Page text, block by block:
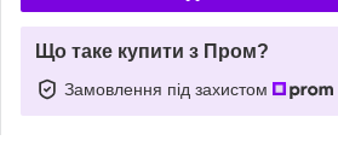
Що таке купити з Пром?
Замовлення під захистом